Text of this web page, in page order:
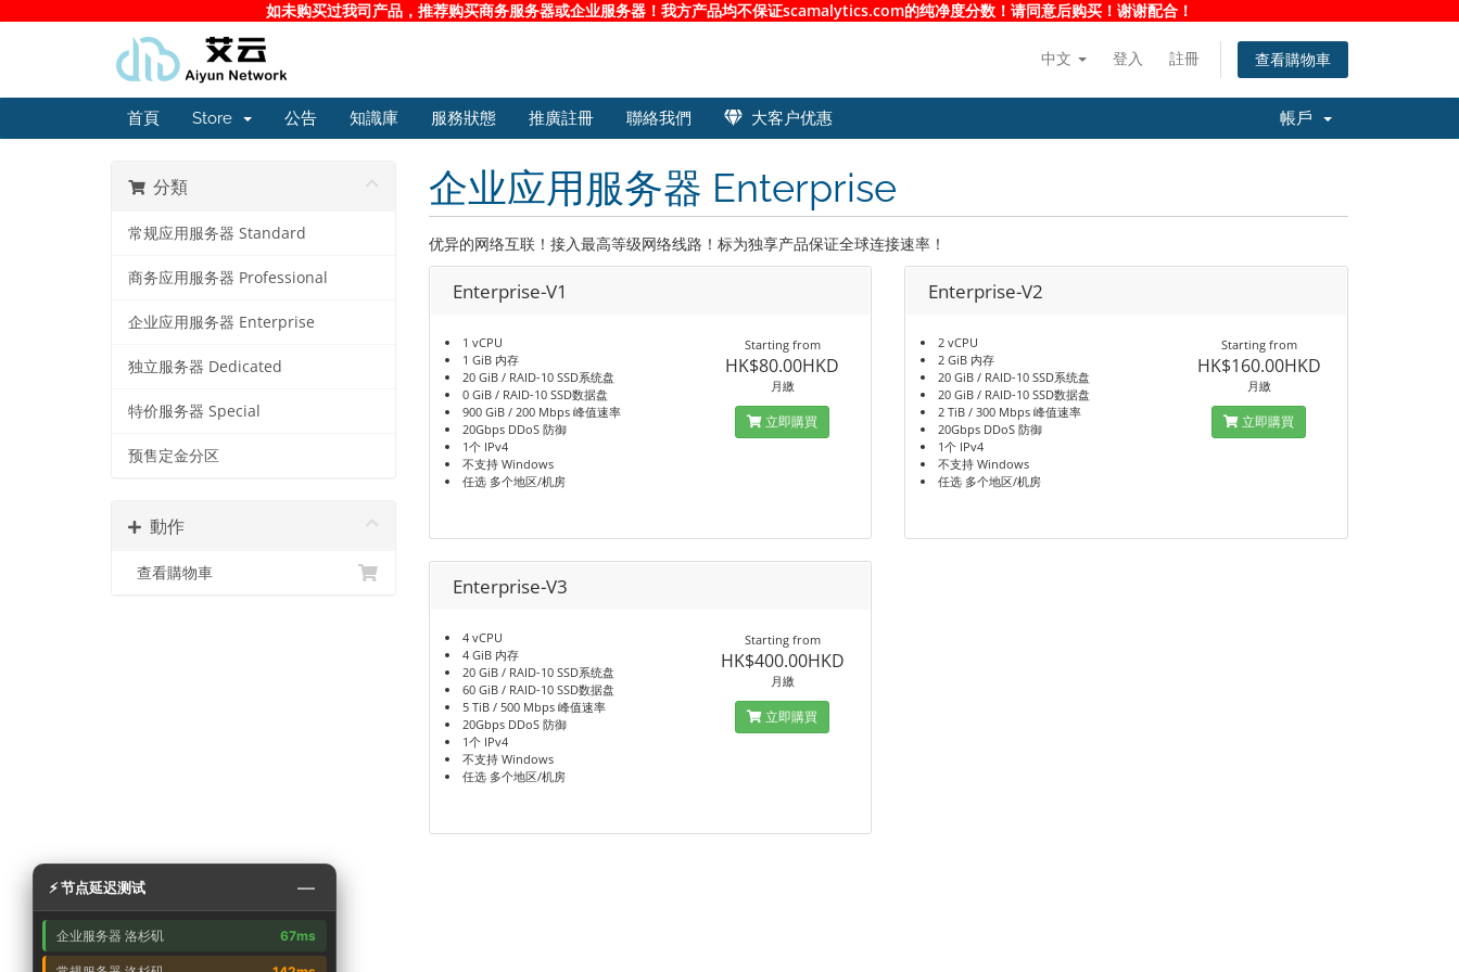
如未购买过我司产品，推荐购买商务服务器或企业服务器！我方产品均不保证scamalytics.com的纯净度分数！请同意后购买！谢谢配合！
中文 登入 註冊 查看購物車
首頁 Store 公告 知識庫 服務狀態 推廣註冊 聯絡我們 大客户优惠 帳戶
分類
常规应用服务器 Standard
商务应用服务器 Professional
企业应用服务器 Enterprise
独立服务器 Dedicated
特价服务器 Special
预售定金分区
動作
查看購物車
企业应用服务器 Enterprise
优异的网络互联！接入最高等级网络线路！标为独享产品保证全球连接速率！
Enterprise-V1
1 vCPU
1 GiB 内存
20 GiB / RAID-10 SSD系统盘
0 GiB / RAID-10 SSD数据盘
900 GiB / 200 Mbps 峰值速率
20Gbps DDoS 防御
1个 IPv4
不支持 Windows
任选 多个地区/机房
Starting from
HK$80.00HKD
月繳
立即購買
Enterprise-V2
2 vCPU
2 GiB 内存
20 GiB / RAID-10 SSD系统盘
20 GiB / RAID-10 SSD数据盘
2 TiB / 300 Mbps 峰值速率
20Gbps DDoS 防御
1个 IPv4
不支持 Windows
任选 多个地区/机房
Starting from
HK$160.00HKD
月繳
立即購買
Enterprise-V3
4 vCPU
4 GiB 内存
20 GiB / RAID-10 SSD系统盘
60 GiB / RAID-10 SSD数据盘
5 TiB / 500 Mbps 峰值速率
20Gbps DDoS 防御
1个 IPv4
不支持 Windows
任选 多个地区/机房
Starting from
HK$400.00HKD
月繳
立即購買
⚡ 节点延迟测试 —
企业服务器 洛杉矶 67ms